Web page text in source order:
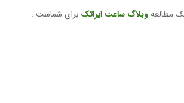
مطالعه وبلاگ ساعت ایراتکبرای شماست .